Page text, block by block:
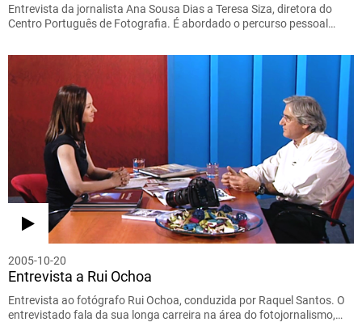
Entrevista da jornalista Ana Sousa Dias a Teresa Siza, diretora do
Centro Português de Fotografia. É abordado o percurso pessoal…
2005-10-20
Entrevista a Rui Ochoa
Entrevista ao fotógrafo Rui Ochoa, conduzida por Raquel Santos. O
entrevistado fala da sua longa carreira na área do fotojornalismo,…